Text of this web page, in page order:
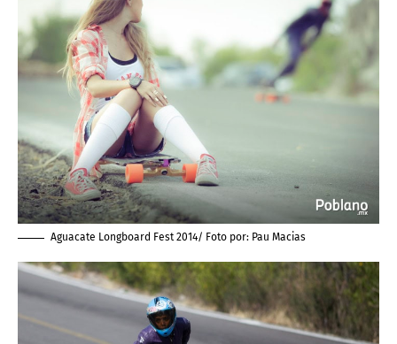
Aguacate Longboard Fest 2014/ Foto por: Pau Macias